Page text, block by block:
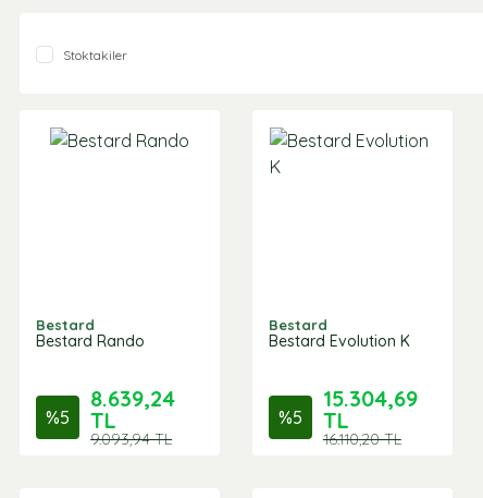
Stoktakiler
Bestard
Bestard Rando
%5
8.639,24
TL
9.093,94 TL
Bestard
Bestard Evolution K
%5
15.304,69
TL
16.110,20 TL